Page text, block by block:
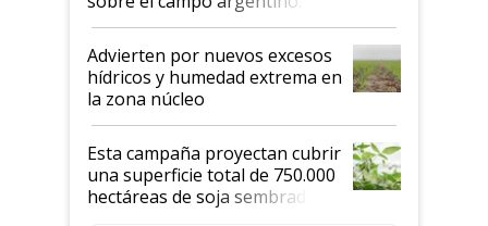
"Estoy muy impresionado"
Advierten por nuevos excesos
hídricos y humedad extrema en
la zona núcleo
Esta campaña proyectan cubrir
una superficie total de 750.000
hectáreas de soja sembradas